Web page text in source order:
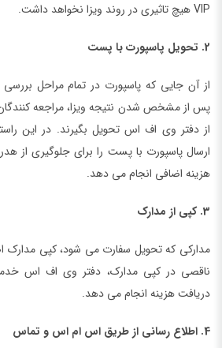
VIP هیچ تاثیری در روند ویزا نخواهد داشت.
2. تحویل پاسپورت با پست
از آن جایی که پاسپورت در تمام مراحل
پس از مشخص شدن نتیجه ویزا، مراجعه
از دفتر وی اف اس تحویل بگیرند. در این
ارسال پاسپورت با پست را برای جلوگیری از
هزینه اضافی انجام می دهد.
3. کپی از مدارک
مدارکی که تحویل سفارت می شود، کپی
ناقصی در کپی مدارک، دفتر وی اف اس
دریافت هزینه انجام می دهد.
4. اطلاع رسانی از طریق اس ام اس و تماس